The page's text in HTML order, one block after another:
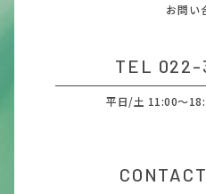
お問い
TEL 022-
平日/土 11:00～